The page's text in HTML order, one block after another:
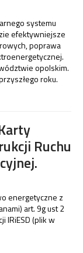
systemu
efektywniejsze
poprawa
opolskim.
roku.
Ruchu
energetyczne z
art. 9g ust 2
IRiESD (plik w